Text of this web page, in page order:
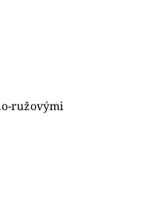
ružovými